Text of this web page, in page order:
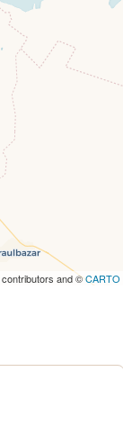
contributors and ©CARTO